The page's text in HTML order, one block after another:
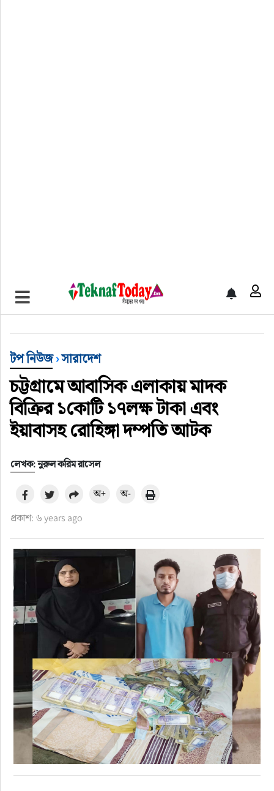
খেলাধুলা
বিনোদন
অর্থ-বানিজ্য
অন্যান্য
টপ নিউজ›সারাদেশ
চট্টগ্রামে আবাসিক এলাকায় মাদক
বিক্রির ১কোটি ১৭লক্ষ টাকা এবং
ইয়াবাসহ রোহিঙ্গা দম্পতি আটক
লেখক: নুরুল করিম রাসেল
প্রকাশ: ৬ years ago
অ+ অ-